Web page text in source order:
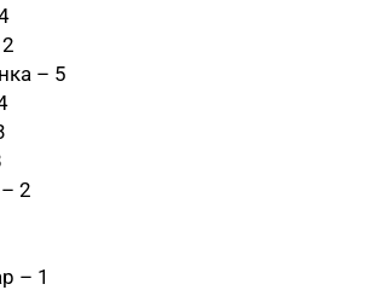
– 5
2
– 1